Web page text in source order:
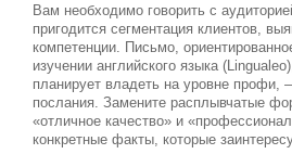
Вам необходимо говорить с
пригодится сегментация клиентов,
компетенции. Письмо,
изучении английского языка
планирует владеть на уровне профи,
послания. Замените расплывчатые
«отличное качество» и
конкретные факты, которые